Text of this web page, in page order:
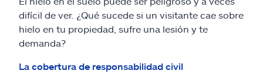
difícil de ver. ¿Qué sucede si un visitante cae sobre
hielo en tu propiedad, sufre una lesión y te
demanda?
La cobertura de responsabilidad civil